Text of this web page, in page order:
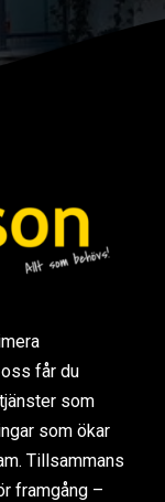
får du
som
som ökar
Tillsammans
framgång –